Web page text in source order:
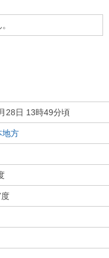
28日 13時49分頃
地方